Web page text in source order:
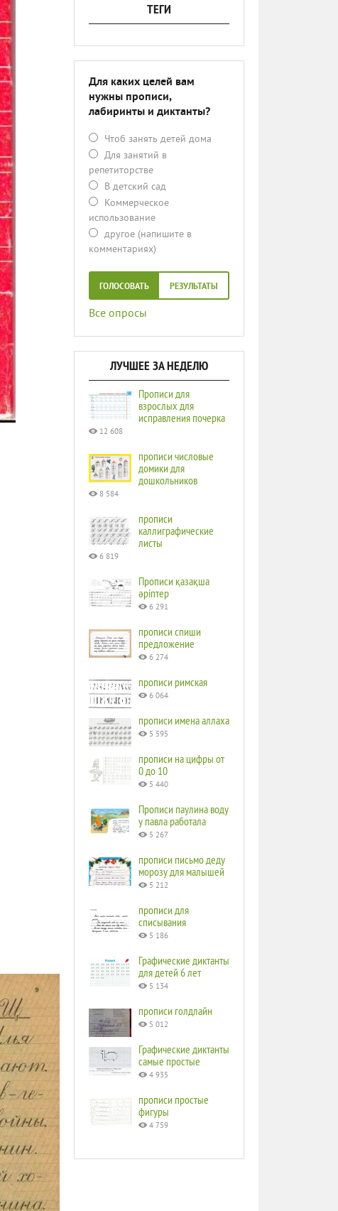
ТЕГИ
Для каких целей вам
нужны прописи,
лабиринты и диктанты?
Чтоб занять детей дома
Для занятий в
репетиторстве
В детский сад
Коммерческое
использование
другое (напишите в
комментариях)
ГОЛОСОВАТЬ РЕЗУЛЬТАТЫ
Все опросы
ЛУЧШЕЕ ЗА НЕДЕЛЮ
Прописи для
взрослых для
исправления почерка
12 608
прописи числовые
домики для
дошкольников
8 584
прописи
каллиграфические
листы
6 819
Прописи қазақша
әріптер
6 291
прописи спиши
предложение
6 274
прописи римская
6 064
прописи имена аллаха
5 595
прописи на цифры от
0 до 10
5 440
Прописи паулина воду
у павла работала
5 267
прописи письмо деду
морозу для малышей
5 212
прописи для
списывания
5 186
Графические диктанты
для детей 6 лет
5 134
прописи голдлайн
5 012
Графические диктанты
самые простые
4 935
прописи простые
фигуры
4 759